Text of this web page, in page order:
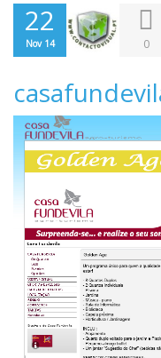
22
Nov 14 0